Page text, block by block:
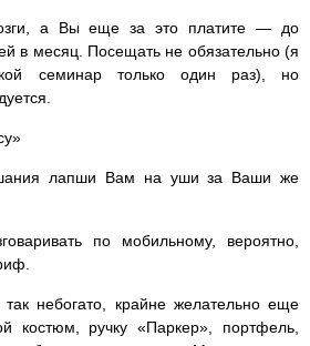
а Вы еще за это платите — до
в месяц. Посещать не обязательно (я
семинар только один раз), но
лапши Вам на уши за Ваши же
по мобильному, вероятно,
небогато, крайне желательно еще
костюм, ручку «Паркер», портфель,